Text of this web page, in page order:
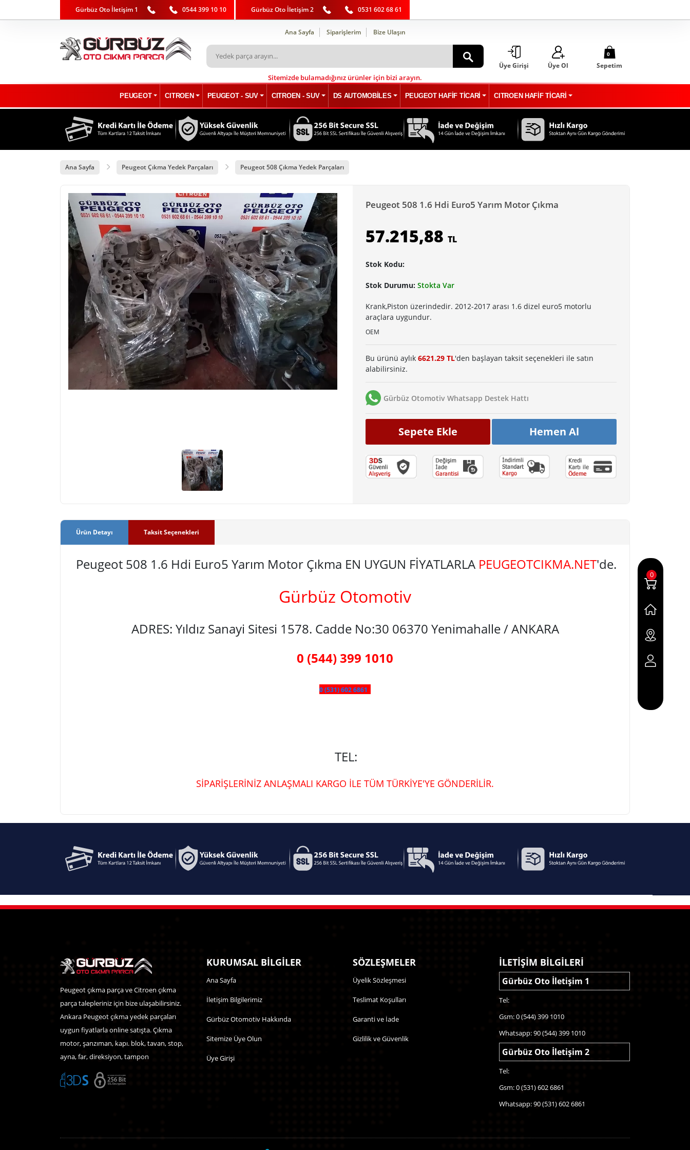
Gürbüz Oto İletişim 1 0544 399 10 10 Gürbüz Oto İletişim 2 0531 602 68 61
Ana Sayfa Siparişlerim Bize Ulaşın
Sitemizde bulamadığınız ürünler için bizi arayın.
Üye Girişi Üye Ol
0
Sepetim
PEUGEOT CITROEN PEUGEOT - SUV CITROEN - SUV DS AUTOMOBİLES PEUGEOT HAFİF TİCARİ CITROEN HAFİF TİCARİ
Ana Sayfa Peugeot Çıkma Yedek Parçaları Peugeot 508 Çıkma Yedek Parçaları
Peugeot 508 1.6 Hdi Euro5 Yarım Motor Çıkma
57.215,88 TL
Stok Kodu:
Stok Durumu: Stokta Var
Krank,Piston üzerindedir. 2012-2017 arası 1.6 dizel euro5 motorlu
araçlara uygundur.
OEM
Bu ürünü aylık 6621.29 TL'den başlayan taksit seçenekleri ile satın
alabilirsiniz.
Gürbüz Otomotiv Whatsapp Destek Hattı
Sepete Ekle Hemen Al
Ürün Detayı Taksit Seçenekleri
Peugeot 508 1.6 Hdi Euro5 Yarım Motor Çıkma EN UYGUN FİYATLARLA PEUGEOTCIKMA.NET'de.
Gürbüz Otomotiv
ADRES: Yıldız Sanayi Sitesi 1578. Cadde No:30 06370 Yenimahalle / ANKARA
0 (544) 399 1010
0 (531) 602 6861
TEL:
SİPARİŞLERİNİZ ANLAŞMALI KARGO İLE TÜM TÜRKİYE'YE GÖNDERİLİR.
0
Peugeot çıkma parça ve Citroen çıkma
parça talepleriniz için bize ulaşabilirsiniz.
Ankara Peugeot çıkma yedek parçaları
uygun fiyatlarla online satışta. Çıkma
motor, şanzıman, kapı. blok, tavan, stop,
ayna, far, direksiyon, tampon
KURUMSAL BİLGİLER
Ana Sayfa
İletişim Bilgilerimiz
Gürbüz Otomotiv Hakkında
Sitemize Üye Olun
Üye Girişi
SÖZLEŞMELER
Üyelik Sözleşmesi
Teslimat Koşulları
Garanti ve İade
Gizlilik ve Güvenlik
İLETİŞİM BİLGİLERİ
Gürbüz Oto İletişim 1
Tel:
Gsm: 0 (544) 399 1010
Whatsapp: 90 (544) 399 1010
Gürbüz Oto İletişim 2
Tel:
Gsm: 0 (531) 602 6861
Whatsapp: 90 (531) 602 6861